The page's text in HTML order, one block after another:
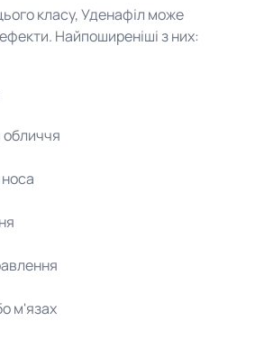
класу, Уденафіл може
Найпоширеніші з них:
обличчя
м'язах